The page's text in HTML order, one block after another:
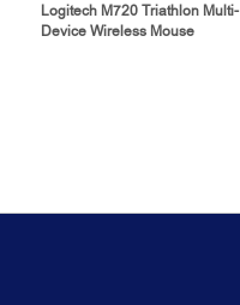
Logitech M720 Triathlon Multi-
Device Wireless Mouse